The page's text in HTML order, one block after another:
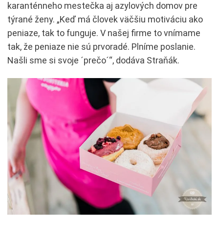
karanténneho mestečka aj azylových domov pre
týrané ženy. „Keď má človek väčšiu motiváciu ako
peniaze, tak to funguje. V našej firme to vnímame
tak, že peniaze nie sú prvoradé. Plníme poslanie.
Našli sme si svoje ´prečo´“, dodáva Straňák.